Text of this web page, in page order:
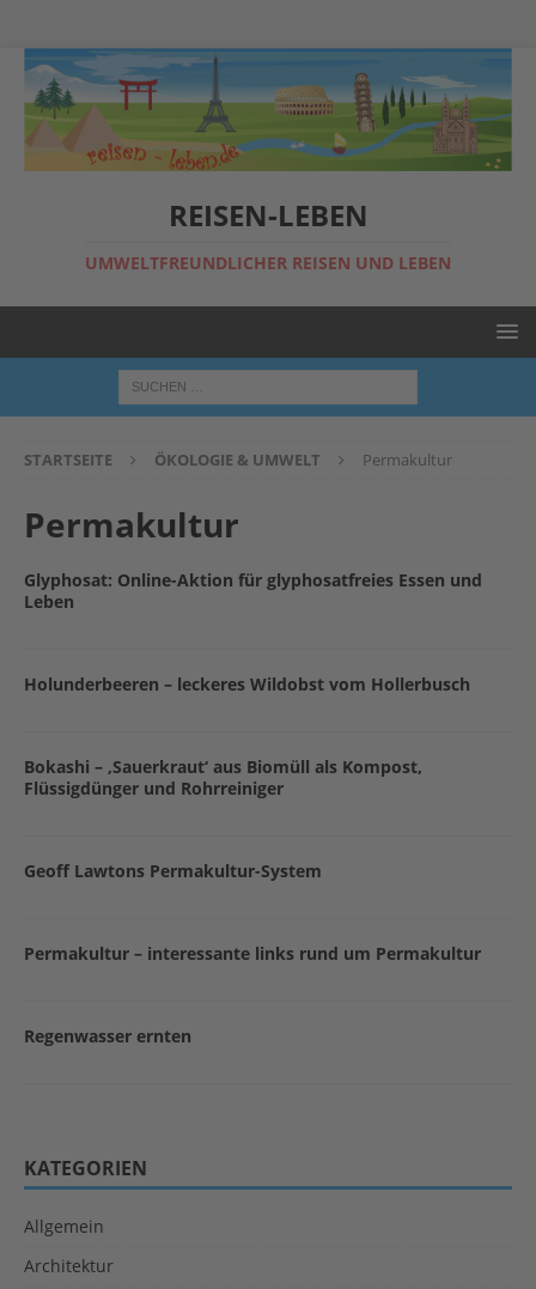
REISEN-LEBEN
UMWELTFREUNDLICHER REISEN UND LEBEN
STARTSEITE ÖKOLOGIE & UMWELT Permakultur
Permakultur
Glyphosat: Online-Aktion für glyphosatfreies Essen und
Leben
Holunderbeeren – leckeres Wildobst vom Hollerbusch
Bokashi – ‚Sauerkraut‘ aus Biomüll als Kompost,
Flüssigdünger und Rohrreiniger
Geoff Lawtons Permakultur-System
Permakultur – interessante links rund um Permakultur
Regenwasser ernten
KATEGORIEN
Allgemein
Architektur